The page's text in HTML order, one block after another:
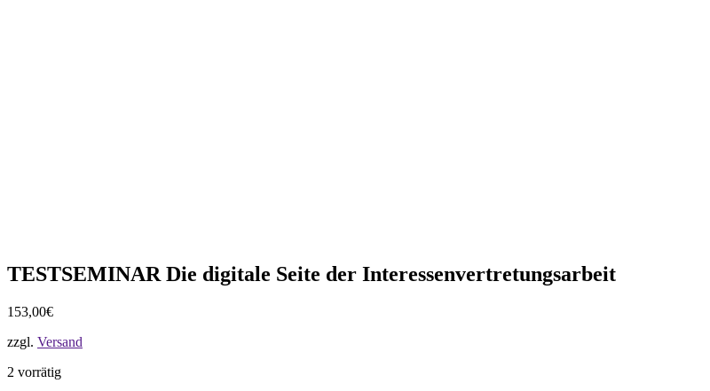
TESTSEMINAR Die digitale Seite der Interessenvertretungsarbeit
153,00€
zzgl. Versand
2 vorrätig